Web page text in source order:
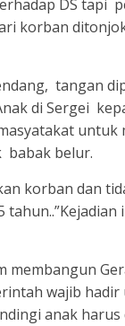
DS tapi
korban
tangan
di Sergei
untuk
babak belur.
korban dan
membangun
wajib
anak